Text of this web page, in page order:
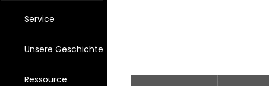
Service
Unsere Geschichte
Ressource